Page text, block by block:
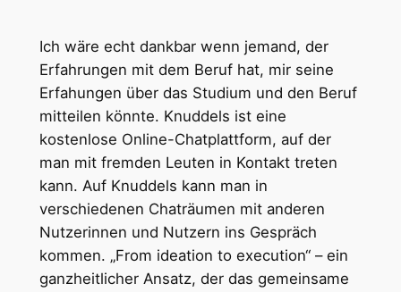
Ich wäre echt dankbar wenn jemand, der
Erfahrungen mit dem Beruf hat, mir seine
Erfahungen über das Studium und den Beruf
mitteilen könnte. Knuddels ist eine
kostenlose Online-Chatplattform, auf der
man mit fremden Leuten in Kontakt treten
kann. Auf Knuddels kann man in
verschiedenen Chaträumen mit anderen
Nutzerinnen und Nutzern ins Gespräch
kommen. „From ideation to execution“ – ein
ganzheitlicher Ansatz, der das gemeinsame